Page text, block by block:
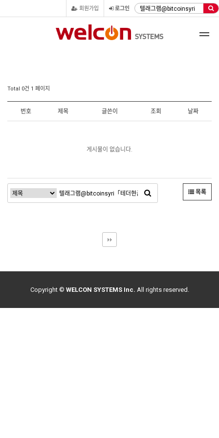
회원가입 로그인
Total 0건 1 페이지
번호 제목 글쓴이 조회 날짜
게시물이 없습니다.
목록
Copyright © WELCON SYSTEMS Inc. All rights reserved.